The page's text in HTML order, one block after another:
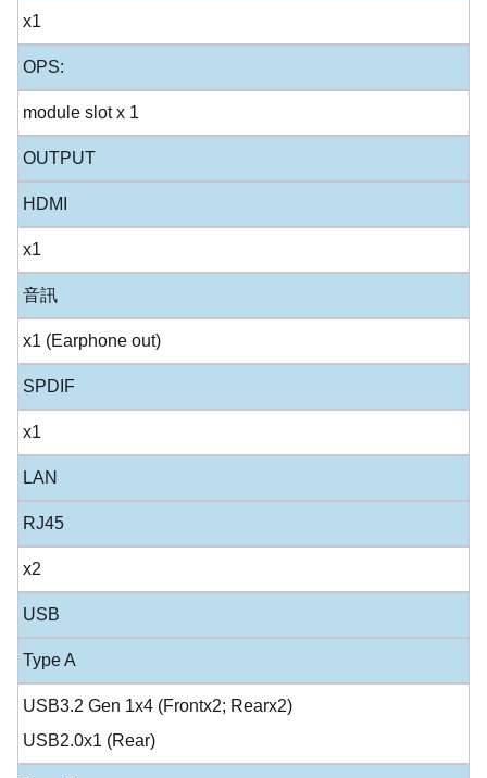
x1
OPS:
module slot x 1
OUTPUT
HDMI
x1
音訊
x1 (Earphone out)
SPDIF
x1
LAN
RJ45
x2
USB
Type A
USB3.2 Gen 1x4 (Frontx2; Rearx2)
USB2.0x1 (Rear)